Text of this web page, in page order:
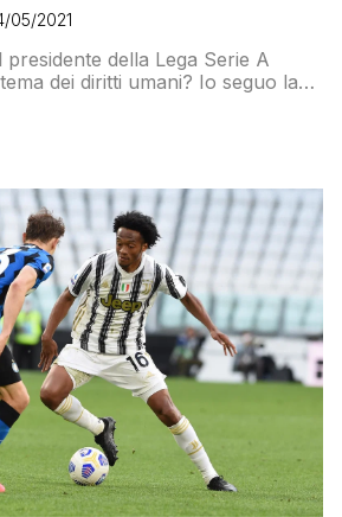
05/2021
della Lega Serie A
dei diritti umani? Io seguo la